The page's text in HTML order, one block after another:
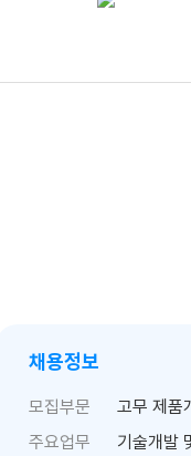
채용정보
모집부문
고무 제품
주요업무
기술개발